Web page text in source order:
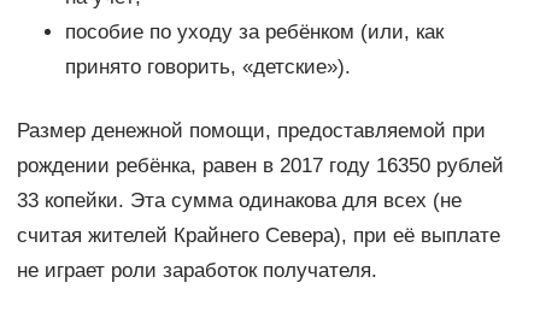
пособие по уходу за ребёнком (или, как
принято говорить, «детские»).
Размер денежной помощи, предоставляемой при
рождении ребёнка, равен в 2017 году 16350 рублей
33 копейки. Эта сумма одинакова для всех (не
считая жителей Крайнего Севера), при её выплате
не играет роли заработок получателя.